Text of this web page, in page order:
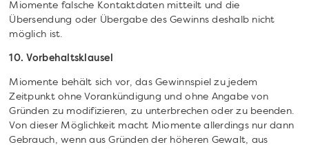
Miomente falsche Kontaktdaten mitteilt und die
Übersendung oder Übergabe des Gewinns deshalb nicht
möglich ist.
10. Vorbehaltsklausel
Miomente behält sich vor, das Gewinnspiel zu jedem
Zeitpunkt ohne Vorankündigung und ohne Angabe von
Gründen zu modifizieren, zu unterbrechen oder zu beenden.
Von dieser Möglichkeit macht Miomente allerdings nur dann
Gebrauch, wenn aus Gründen der höheren Gewalt, aus